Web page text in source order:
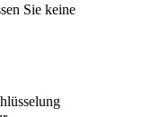
Sie keine